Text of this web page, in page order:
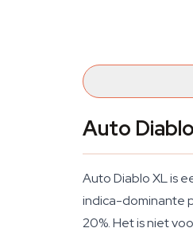
Auto
Auto Diablo XL is
indica-dominante
20%. Het is niet